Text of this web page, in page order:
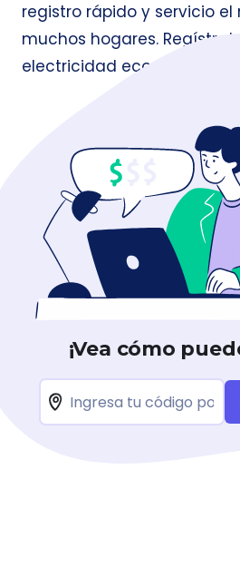
registro rápido y servicio
muchos hogares.
electricidad económica
¡Vea cómo